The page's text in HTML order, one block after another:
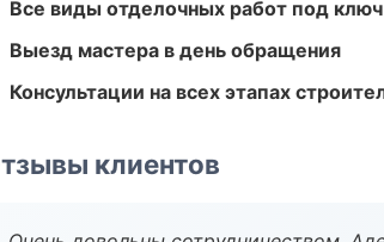
Все виды отделочных работ под ключ
Выезд мастера в день обращения
Консультации на всех этапах
клиентов